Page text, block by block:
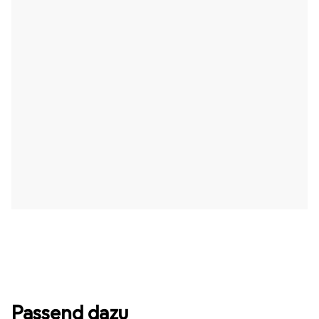
Passend dazu